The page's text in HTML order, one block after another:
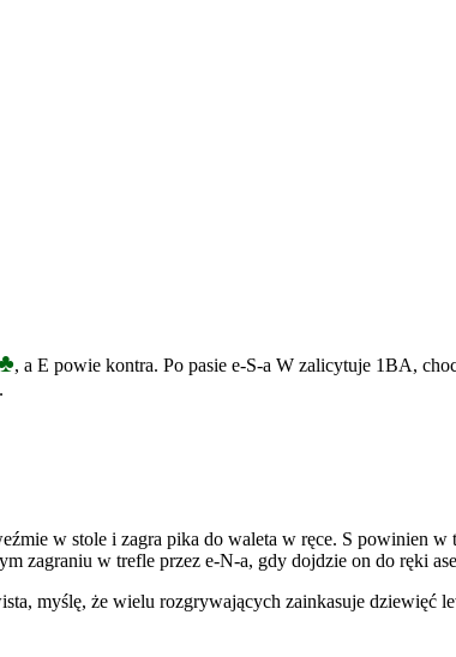
, a E powie kontra. Po pasie e-S-a W zalicytuje 1BA,
w stole i zagra pika do waleta w ręce. S powinien
zagraniu w trefle przez e-N-a, gdy dojdzie on do ręki
myślę, że wielu rozgrywających zainkasuje dziewięć